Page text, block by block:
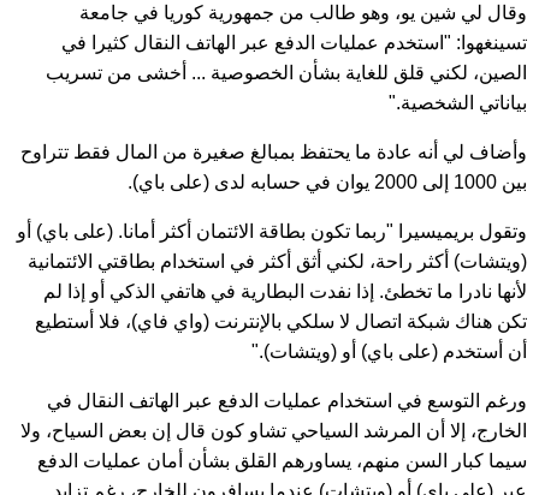
وقال لي شين يو، وهو طالب من جمهورية كوريا في جامعة
تسينغهوا: "استخدم عمليات الدفع عبر الهاتف النقال كثيرا في
الصين، لكني قلق للغاية بشأن الخصوصية ... أخشى من تسريب
بياناتي الشخصية."
وأضاف لي أنه عادة ما يحتفظ بمبالغ صغيرة من المال فقط تتراوح
بين 1000 إلى 2000 يوان في حسابه لدى (على باي).
وتقول بريميسيرا "ربما تكون بطاقة الائتمان أكثر أمانا. (على باي) أو
(ويتشات) أكثر راحة، لكني أثق أكثر في استخدام بطاقتي الائتمانية
لأنها نادرا ما تخطئ. إذا نفدت البطارية في هاتفي الذكي أو إذا لم
تكن هناك شبكة اتصال لا سلكي بالإنترنت (واي فاي)، فلا أستطيع
أن أستخدم (على باي) أو (ويتشات)."
ورغم التوسع في استخدام عمليات الدفع عبر الهاتف النقال في
الخارج، إلا أن المرشد السياحي تشاو كون قال إن بعض السياح، ولا
سيما كبار السن منهم، يساورهم القلق بشأن أمان عمليات الدفع
عبر (على باي) أو (ويتشات) عندما يسافرون للخارج، رغم تزايد